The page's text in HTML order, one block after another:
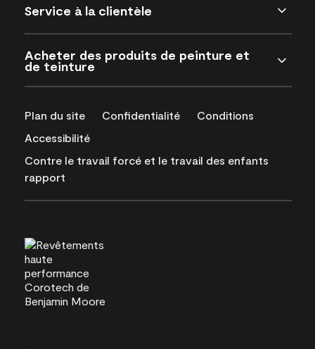
Service à la clientèle
Acheter des produits de peinture et
de teinture
Plan du site Confidentialité
Conditions
Accessibilité
Contre le travail forcé et le travail des enfants
rapport